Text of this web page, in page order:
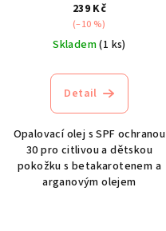
239 Kč
(–10 %)
Skladem(1 ks)
Detail
Opalovací olej s SPF ochranou
30 pro citlivou a dětskou
pokožku s betakarotenem a
arganovým olejem